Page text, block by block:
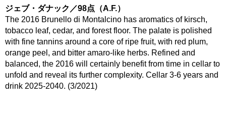
ジェブ・ダナック／98点（A.F.）
The 2016 Brunello di Montalcino has aromatics of kirsch,
tobacco leaf, cedar, and forest floor. The palate is polished
with fine tannins around a core of ripe fruit, with red plum,
orange peel, and bitter amaro-like herbs. Refined and
balanced, the 2016 will certainly benefit from time in cellar to
unfold and reveal its further complexity. Cellar 3-6 years and
drink 2025-2040. (3/2021)